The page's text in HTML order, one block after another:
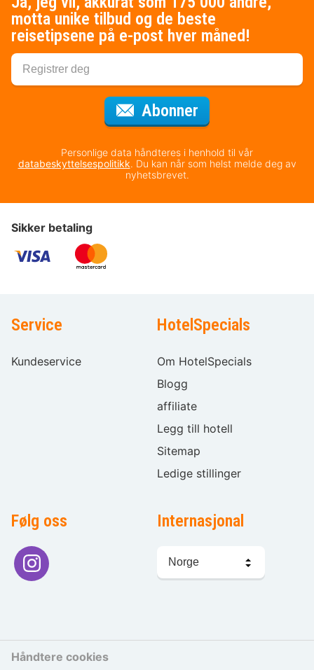
motta unike tilbud og de beste
reisetipsene på e-post hver måned!
Abonner
Personlige data håndteres i henhold til vår
databeskyttelsespolitikk. Du kan når som helst melde deg av
nyhetsbrevet.
Sikker betaling
Service
Kundeservice
HotelSpecials
Om HotelSpecials
Blogg
affiliate
Legg till hotell
Sitemap
Ledige stillinger
Følg oss Internasjonal
Håndtere cookies